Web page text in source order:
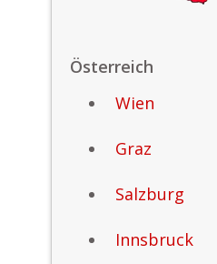
Österreich
Wien
Graz
Salzburg
Innsbruck